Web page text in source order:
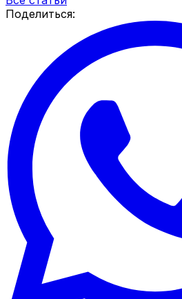
Поделиться: